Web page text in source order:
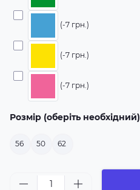
(-7 грн.)
(-7 грн.)
(-7 грн.)
Розмір (оберіть необхідний)
56 50 62